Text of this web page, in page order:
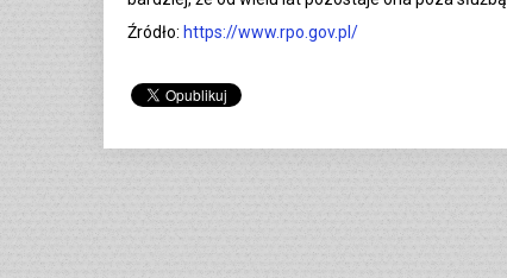
Źródło: https://www.rpo.gov.pl/